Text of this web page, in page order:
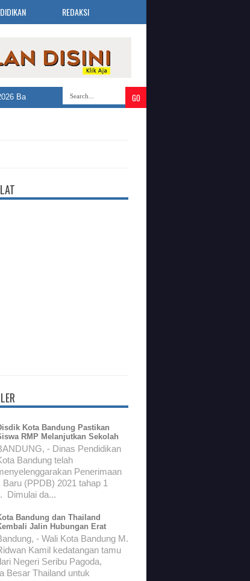
REDAKSI
Selatan Buka 3.019 Lowongan Kerja dari 30 Perusahaan
Kota Bandung Pastikan
RMP Melanjutkan Sekolah
- Dinas Pendidikan
Bandung telah
Penerimaan
(PPDB) 2021 tahap 1
Dimulai da...
Bandung dan Thailand
Jalin Hubungan Erat
- Wali Kota Bandung M.
Kamil kedatangan tamu
Negeri Seribu Pagoda,
Besar Thailand untuk